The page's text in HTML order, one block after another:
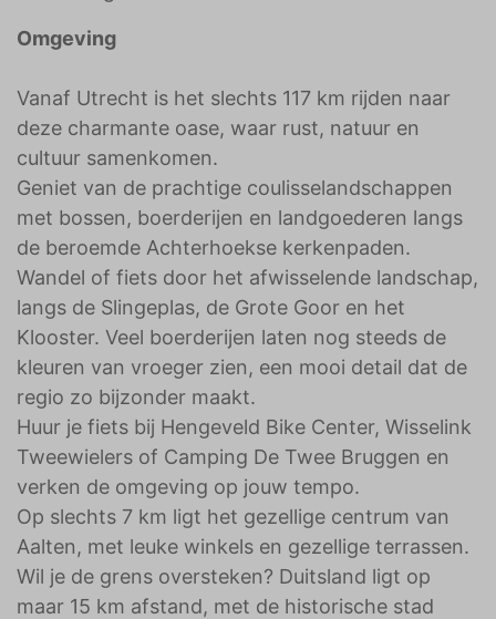
Omgeving
Vanaf Utrecht is het slechts 117 km rijden naar
deze charmante oase, waar rust, natuur en
cultuur samenkomen.
Geniet van de prachtige coulisselandschappen
met bossen, boerderijen en landgoederen langs
de beroemde Achterhoekse kerkenpaden.
Wandel of fiets door het afwisselende landschap,
langs de Slingeplas, de Grote Goor en het
Klooster. Veel boerderijen laten nog steeds de
kleuren van vroeger zien, een mooi detail dat de
regio zo bijzonder maakt.
Huur je fiets bij Hengeveld Bike Center, Wisselink
Tweewielers of Camping De Twee Bruggen en
verken de omgeving op jouw tempo.
Op slechts 7 km ligt het gezellige centrum van
Aalten, met leuke winkels en gezellige terrassen.
Wil je de grens oversteken? Duitsland ligt op
maar 15 km afstand, met de historische stad